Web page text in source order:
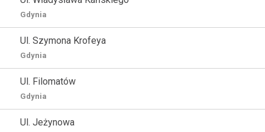
Gdynia
Ul. Szymona Krofeya
Gdynia
Ul. Filomatów
Gdynia
Ul. Jeżynowa